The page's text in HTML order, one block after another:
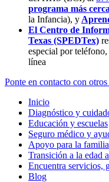
programa más
la Infancia), y
El Centro de
Texas (SPEDTex)
especial por
línea
Ponte en contacto con otros
Inicio
Diagnóstico y
Educación y escuelas
Seguro médico y
Apoyo para la familia
Transición a la edad
Encuentra servicios,
Blog